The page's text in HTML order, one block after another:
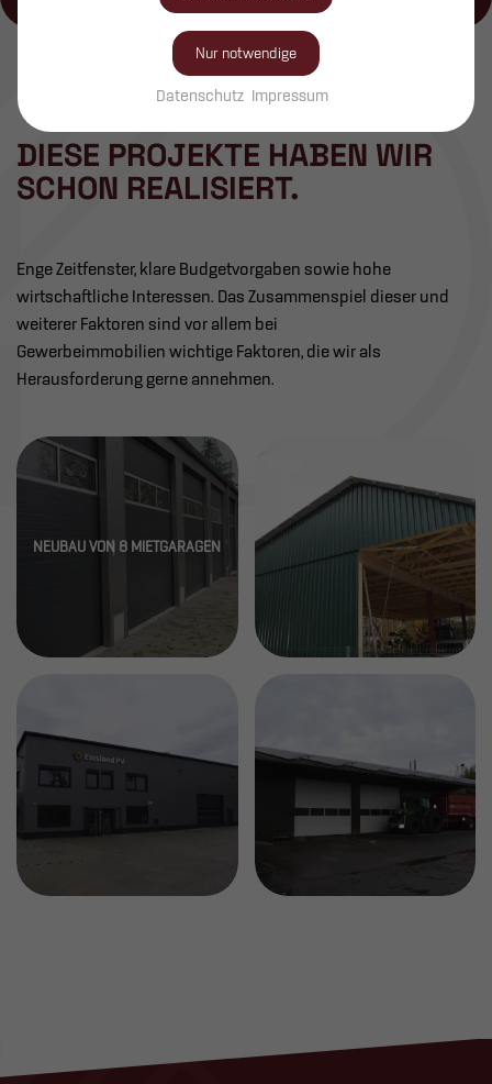
DIESE PROJEKTE HABEN WIR
SCHON REALISIERT.
Enge Zeitfenster, klare Budgetvorgaben sowie hohe
wirtschaftliche Interessen. Das Zusammenspiel dieser und
weiterer Faktoren sind vor allem bei
Gewerbeimmobilien wichtige Faktoren, die wir als
Herausforderung gerne annehmen.
NEUBAU VON 8 MIETGARAGEN
Nur notwendige
Datenschutz Impressum